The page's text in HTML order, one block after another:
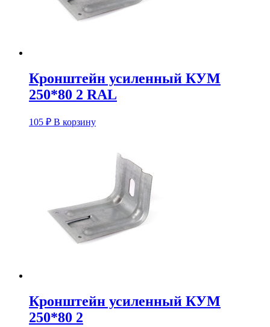
Кронштейн усиленный КУM
250*80 2 RAL
105 ₽ В корзину
Кронштейн усиленный КУM
250*80 2